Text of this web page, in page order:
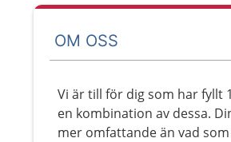
OM OSS
Vi är till för dig som har fyllt
en kombination av dessa.
mer omfattande än vad